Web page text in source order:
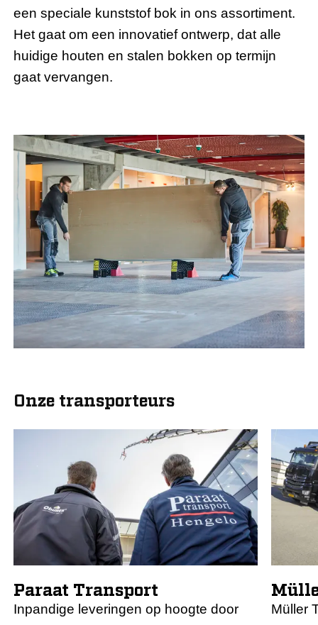
een speciale kunststof bok in ons assortiment.
Het gaat om een innovatief ontwerp, dat alle
huidige houten en stalen bokken op termijn
gaat vervangen.
Onze transporteurs
Paraat Transport
Inpandige leveringen op hoogte door
Müller